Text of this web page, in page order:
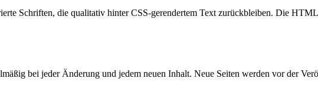
Schriften, die qualitativ hinter CSS-gerendertem Text zurückbleiben. Die
bei jeder Änderung und jedem neuen Inhalt. Neue Seiten werden vor der